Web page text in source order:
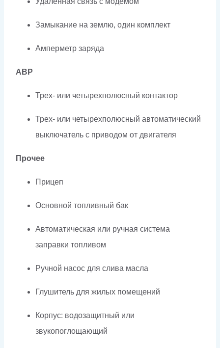
Замыкание на землю, один комплект
Амперметр заряда
АВР
Трех- или четырехполюсный контактор
Трех- или четырехполюсный автоматический
выключатель с приводом от двигателя
Прочее
Прицеп
Основной топливный бак
Автоматическая или ручная система
заправки топливом
Ручной насос для слива масла
Глушитель для жилых помещений
Корпус: водозащитный или
звукопоглощающий